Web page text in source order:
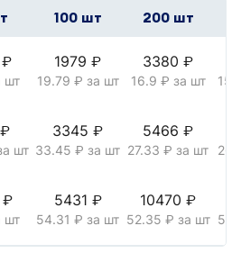
100 шт 200 шт
руб.
шт
1979 руб.
19.79 руб. за шт
3380 руб.
16.9 руб. за шт
руб.
шт
3345 руб.
33.45 руб. за шт
5466 руб.
27.33 руб. за шт
руб.
шт
5431 руб.
54.31 руб. за шт
10470 руб.
52.35 руб. за шт